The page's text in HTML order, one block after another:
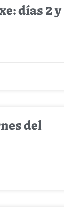
días 2 y
del